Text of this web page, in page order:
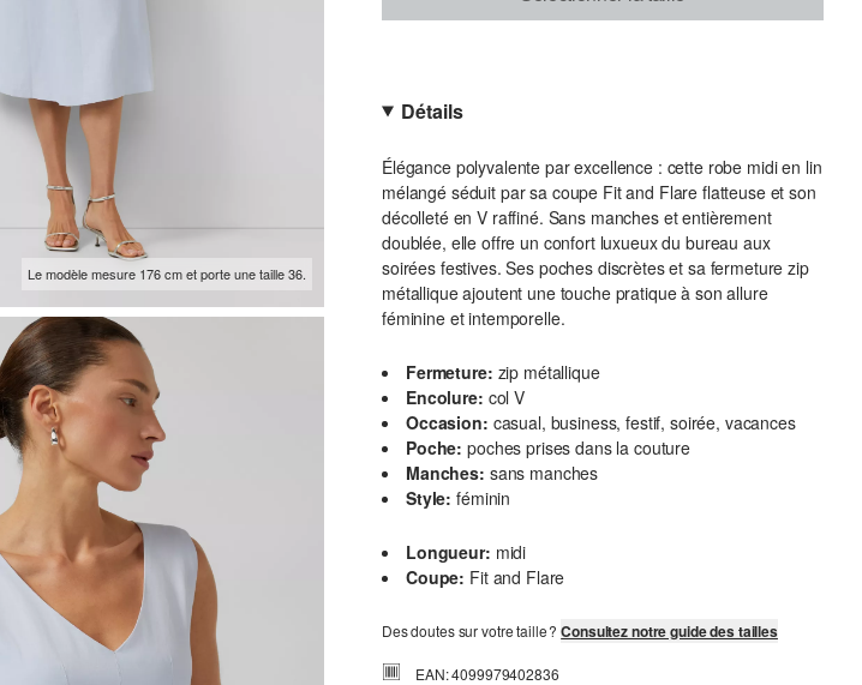
Le modèle mesure 176 cm et porte une taille 36.
Détails
Élégance polyvalente par excellence : cette robe midi en lin
mélangé séduit par sa coupe Fit and Flare flatteuse et son
décolleté en V raffiné. Sans manches et entièrement
doublée, elle offre un confort luxueux du bureau aux
soirées festives. Ses poches discrètes et sa fermeture zip
métallique ajoutent une touche pratique à son allure
féminine et intemporelle.
Fermeture: zip métallique
Encolure: col V
Occasion: casual, business, festif, soirée, vacances
Poche: poches prises dans la couture
Manches: sans manches
Style: féminin
Longueur: midi
Coupe: Fit and Flare
Des doutes sur votre taille ?Consultez notre guide des tailles
EAN: 4099979402836